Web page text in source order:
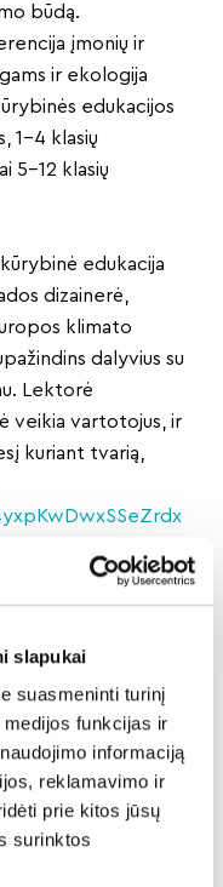
slapukai
suasmeninti turinį
funkcijas ir
informaciją
reklamavimo ir
prie kitos jūsų
surinktos
būdą.
įmonių ir
ir ekologija
edukacijos
1–4 klasių
5–12 klasių
kūrybinė edukacija
dizainerė,
klimato
dalyvius su
Lektorė
veikia vartotojus, ir
kuriant tvarią,
lauks kūrybinės
amžiaus
kovo 19 d. nuo 9
dieną nuo 14 iki
(5–8 kl.) ir
dirbtuvės